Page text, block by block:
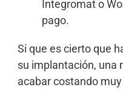
Integromat o
pago.
Si que es cierto que
su implantación, una
acabar costando